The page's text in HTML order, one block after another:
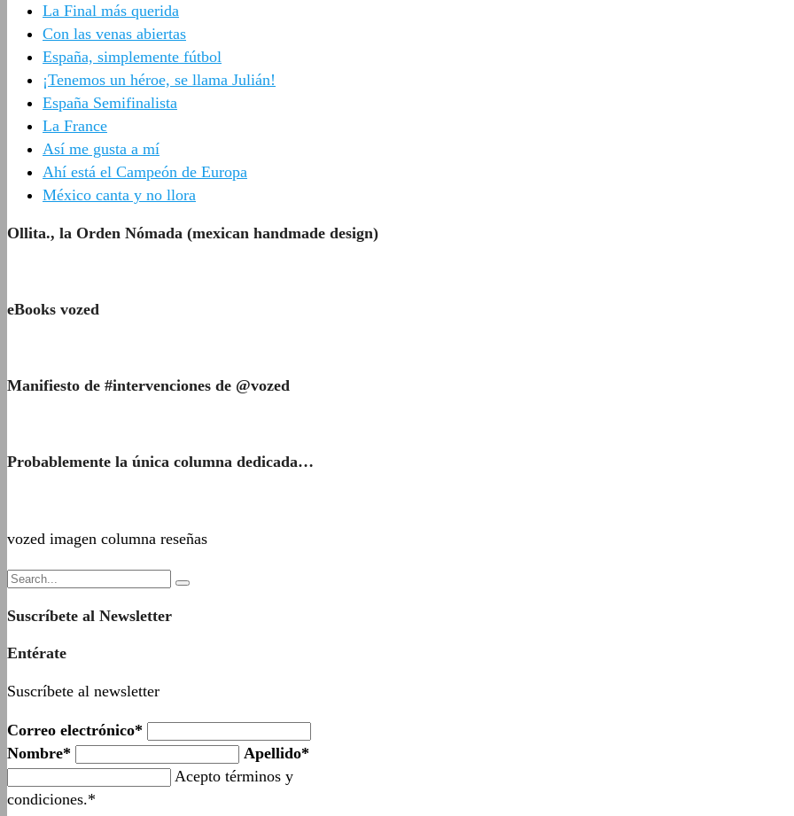
La Final más querida
Con las venas abiertas
España, simplemente fútbol
¡Tenemos un héroe, se llama Julián!
España Semifinalista
La France
Así me gusta a mí
Ahí está el Campeón de Europa
México canta y no llora
Ollita., la Orden Nómada (mexican handmade design)
eBooks vozed
Manifiesto de #intervenciones de @vozed
Probablemente la única columna dedicada…
vozed imagen columna reseñas
Suscríbete al Newsletter
Entérate
Suscríbete al newsletter
Correo electrónico*
Nombre*
Apellido*
Acepto términos y
condiciones.*